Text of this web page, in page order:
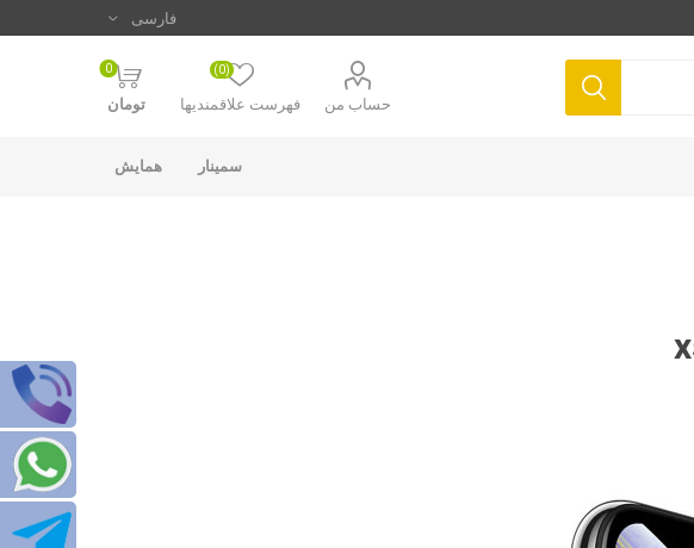
حساب من فهرست علاقمندیها
(0)
0
تومان
سمینار همایش